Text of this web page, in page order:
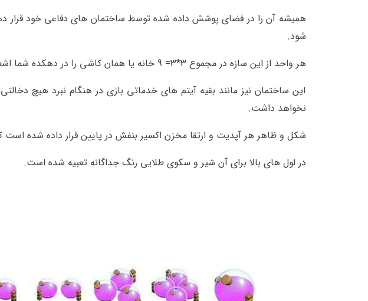
همیشه آن را در فضای پوشش داده شده توسط ساختمان های دفاعی خود قرار
شود.
هر واحد از این سازه در مجموع 3*3= 9 خانه یا همان کاشی را در دهکده شما اشغال می کند.
این ساختمان نیز مانند بقیه آیتم های خدماتی بازی در هنگام نبرد هیچ
نخواهد داشت.
شکل و ظاهر هر آپدیت و ارتقا مخزن اکسیر بنفش در پایین قرار داده شده است
در لول های بالا برای آن شیر و سکوی طلایی رنگ جداگانه تعبیه شده است.